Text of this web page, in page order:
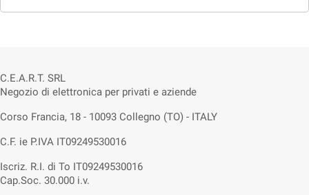
C.E.A.R.T. SRL
Negozio di elettronica per privati e aziende
Corso Francia, 18 - 10093 Collegno (TO) - ITALY
C.F. ie P.IVA IT09249530016
Iscriz. R.I. di To IT09249530016
Cap.Soc. 30.000 i.v.